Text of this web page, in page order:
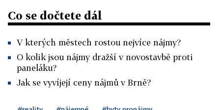
Co se dočtete dál
V kterých městech rostou nejvíce nájmy?
O kolik jsou nájmy dražší v novostavbě proti
paneláku?
Jak se vyvíjejí ceny nájmů v Brně?